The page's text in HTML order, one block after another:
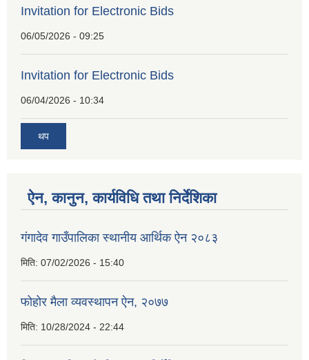
Invitation for Electronic Bids
06/05/2026 - 09:25
Invitation for Electronic Bids
06/04/2026 - 10:34
थप
ऐन, कानुन, कार्यविधि तथा निर्देशिका
गंगादेव गाउँपालिका स्थानीय आर्थिक ऐन २०८३
मिति: 07/02/2026 - 15:40
फोहोर मैला व्यवस्थापन ऐन, २०७७
मिति: 10/28/2024 - 22:44